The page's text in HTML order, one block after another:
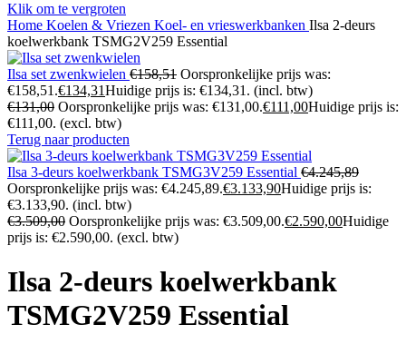
Klik om te vergroten
Home Koelen & Vriezen Koel- en vrieswerkbanken Ilsa 2-deurs
koelwerkbank TSMG2V259 Essential
Ilsa set zwenkwielen €158,51 Oorspronkelijke prijs was:
€158,51.€134,31Huidige prijs is: €134,31. (incl. btw)
€131,00 Oorspronkelijke prijs was: €131,00.€111,00Huidige prijs is:
€111,00. (excl. btw)
Terug naar producten
Ilsa 3-deurs koelwerkbank TSMG3V259 Essential €4.245,89
Oorspronkelijke prijs was: €4.245,89.€3.133,90Huidige prijs is:
€3.133,90. (incl. btw)
€3.509,00 Oorspronkelijke prijs was: €3.509,00.€2.590,00Huidige
prijs is: €2.590,00. (excl. btw)
Ilsa 2-deurs koelwerkbank
TSMG2V259 Essential